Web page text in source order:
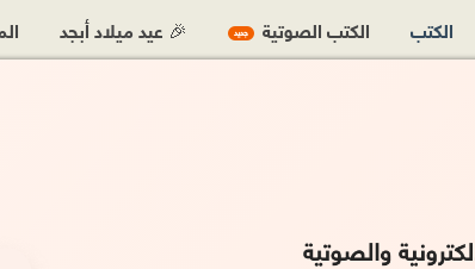
الكتب الكتب الصوتية جديد 🎉 عيد ميلاد أبجد